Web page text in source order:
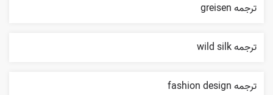
ترجمه greisen
ترجمه wild silk
ترجمه fashion design